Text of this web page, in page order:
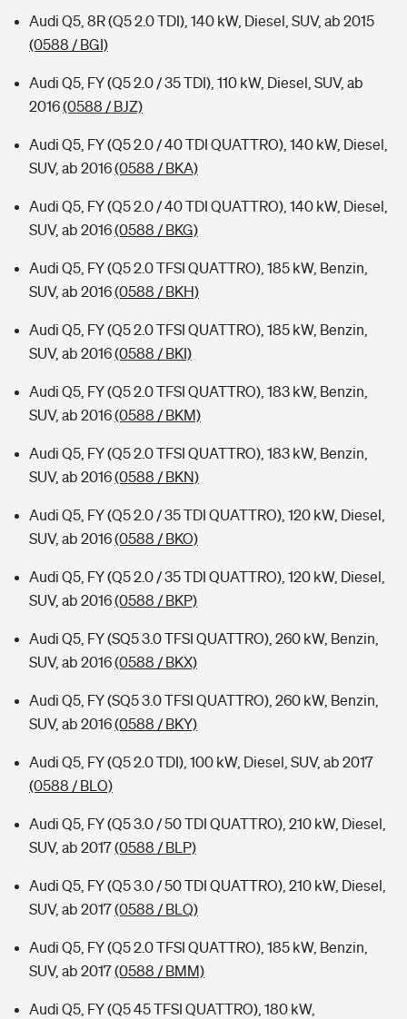
Audi Q5, 8R (Q5 2.0 TDI), 140 kW, Diesel, SUV, ab 2015
(0588 / BGI)
Audi Q5, FY (Q5 2.0 / 35 TDI), 110 kW, Diesel, SUV, ab
2016(0588 / BJZ)
Audi Q5, FY (Q5 2.0 / 40 TDI QUATTRO), 140 kW, Diesel,
SUV, ab 2016(0588 / BKA)
Audi Q5, FY (Q5 2.0 / 40 TDI QUATTRO), 140 kW, Diesel,
SUV, ab 2016(0588 / BKG)
Audi Q5, FY (Q5 2.0 TFSI QUATTRO), 185 kW, Benzin,
SUV, ab 2016(0588 / BKH)
Audi Q5, FY (Q5 2.0 TFSI QUATTRO), 185 kW, Benzin,
SUV, ab 2016(0588 / BKI)
Audi Q5, FY (Q5 2.0 TFSI QUATTRO), 183 kW, Benzin,
SUV, ab 2016(0588 / BKM)
Audi Q5, FY (Q5 2.0 TFSI QUATTRO), 183 kW, Benzin,
SUV, ab 2016(0588 / BKN)
Audi Q5, FY (Q5 2.0 / 35 TDI QUATTRO), 120 kW, Diesel,
SUV, ab 2016(0588 / BKO)
Audi Q5, FY (Q5 2.0 / 35 TDI QUATTRO), 120 kW, Diesel,
SUV, ab 2016(0588 / BKP)
Audi Q5, FY (SQ5 3.0 TFSI QUATTRO), 260 kW, Benzin,
SUV, ab 2016(0588 / BKX)
Audi Q5, FY (SQ5 3.0 TFSI QUATTRO), 260 kW, Benzin,
SUV, ab 2016(0588 / BKY)
Audi Q5, FY (Q5 2.0 TDI), 100 kW, Diesel, SUV, ab 2017
(0588 / BLO)
Audi Q5, FY (Q5 3.0 / 50 TDI QUATTRO), 210 kW, Diesel,
SUV, ab 2017(0588 / BLP)
Audi Q5, FY (Q5 3.0 / 50 TDI QUATTRO), 210 kW, Diesel,
SUV, ab 2017(0588 / BLQ)
Audi Q5, FY (Q5 2.0 TFSI QUATTRO), 185 kW, Benzin,
SUV, ab 2017(0588 / BMM)
Audi Q5, FY (Q5 45 TFSI QUATTRO), 180 kW,